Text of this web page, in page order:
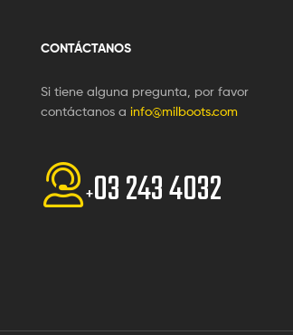
CONTÁCTANOS
Si tiene alguna pregunta, por favor
contáctanos a info@milboots.com
+03 243 4032